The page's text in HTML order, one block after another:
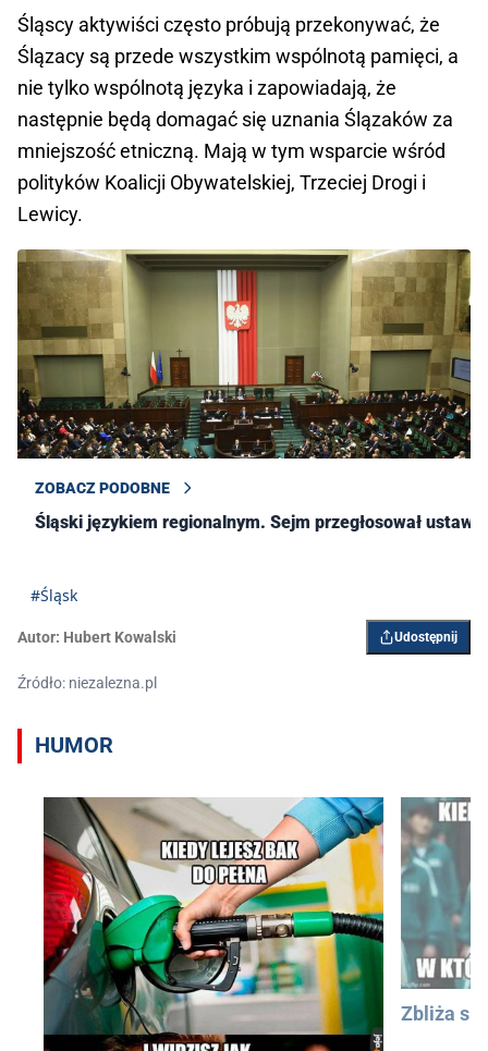
Śląscy aktywiści często próbują przekonywać, że
Ślązacy są przede wszystkim wspólnotą pamięci, a
nie tylko wspólnotą języka i zapowiadają, że
następnie będą domagać się uznania Ślązaków za
mniejszość etniczną. Mają w tym wsparcie wśród
polityków Koalicji Obywatelskiej, Trzeciej Drogi i
Lewicy.
ZOBACZ PODOBNE
Śląski językiem regionalnym. Sejm przegłosował ustawę
#Śląsk
Autor: Hubert Kowalski Udostępnij
Źródło: niezalezna.pl
HUMOR
Zbliża się